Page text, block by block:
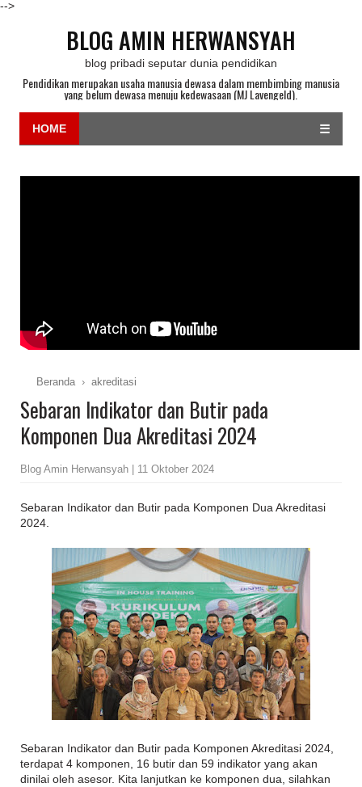
-->
BLOG AMIN HERWANSYAH
blog pribadi seputar dunia pendidikan
Pendidikan merupakan usaha manusia dewasa dalam membimbing manusia
yang belum dewasa menuju kedewasaan (MJ Lavengeld).
HOME ☰
Beranda ›akreditasi
Sebaran Indikator dan Butir pada
Komponen Dua Akreditasi 2024
Blog Amin Herwansyah | 11 Oktober 2024
Sebaran Indikator dan Butir pada Komponen Dua Akreditasi
2024.
Sebaran Indikator dan Butir pada Komponen Akreditasi 2024,
terdapat 4 komponen, 16 butir dan 59 indikator yang akan
dinilai oleh asesor. Kita lanjutkan ke komponen dua, silahkan